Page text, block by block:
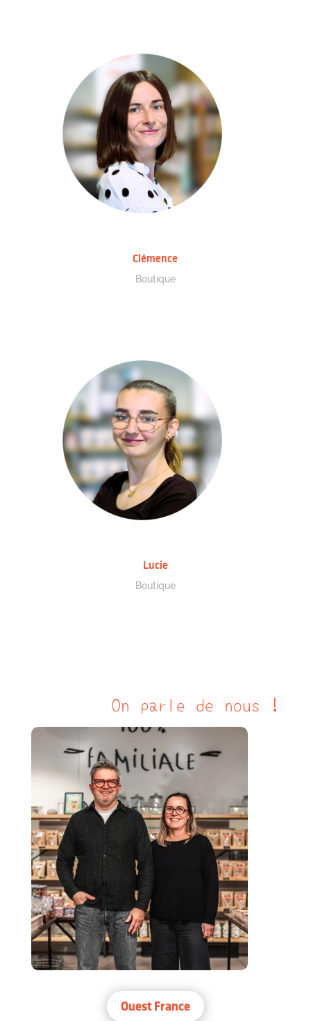
Clémence
Boutique
Lucie
Boutique
On parle de nous !
Ouest France